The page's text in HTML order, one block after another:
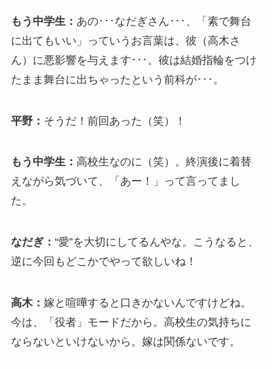
もう中学生： あの･･･なだぎさん･･･、「素で舞台
に出てもいい」っていうお言葉は、彼（高木さ
ん）に悪影響を与えます･･･。彼は結婚指輪をつけ
たまま舞台に出ちゃったという前科が･･･。
平野： そうだ！前回あった（笑）！
もう中学生： 高校生なのに（笑）。終演後に着替
えながら気づいて、「あー！」って言ってまし
た。
なだぎ： “愛”を大切にしてるんやな。こうなると、
逆に今回もどこかでやって欲しいね！
高木： 嫁と喧嘩すると口きかないんですけどね。
今は、「役者」モードだから。高校生の気持ちに
ならないといけないから。嫁は関係ないです。